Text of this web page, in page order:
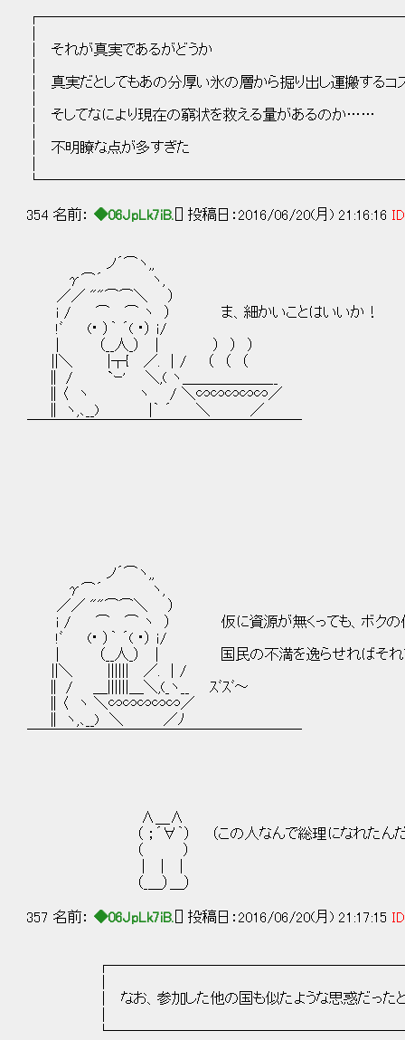
│ それが真実である
│ 真実だとしてもあの分厚い氷の層から掘り出し運搬す
│ そしてなにより現在の窮状を救え
│ 不明瞭な点が多
354 名前： ◆06JpLk7iB. [] 投稿日：2016/06/20(月) 21:16:16
ノ´⌒ヽ,,
γ⌒´ ヽ,
／／ ""⌒⌒＼ ）
ｉ / ⌒ ⌒ ヽ ） ま、細かいことはいいか！
!ﾞ (･ ）｀ ´( ･） ｉ/
| （__人_） | ） ） ）
||＼ |┬{ ／. ｜/ （ （ （
∥ / `ｰ' ＼,( ヽ＿＿＿＿＿＿__
∥〈 ヽ ヽ / ＼∽∽∽∽∽／
∥ ヽ,､__) |｀ ´ ＼ ／
ノ´⌒ヽ,,
γ⌒´ ヽ,
／／ ""⌒⌒＼ ）
ｉ / ⌒ ⌒ ヽ ） 仮に資源が無くっても、ボクの任
!ﾞ (･ ）｀ ´( ･） ｉ/
| （__人_） | 国民の不満を逸らせればそれで
||＼ |||||| ／. ｜/
∥ / ＿||||||＿＼,(_ヽ__ ｽﾞｽﾞ～
∥〈 ヽ ＼∽∽∽∽∽／
∥ ヽ,､__) ＼ ／ﾉ
∧＿∧
（ ；´∀｀） （この人なんで総理になれたんだ
（ ）
（_＿）＿）
357 名前： ◆06JpLk7iB. [] 投稿日：2016/06/20(月) 21:17:15
│ なお、参加した他の国も似たような思惑だっ